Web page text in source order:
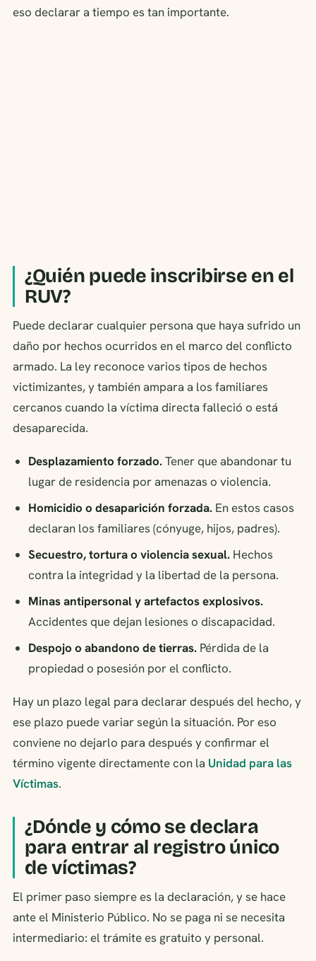
eso declarar a tiempo es tan importante.
¿Quién puede inscribirse en el
RUV?
Puede declarar cualquier persona que haya sufrido un
daño por hechos ocurridos en el marco del conflicto
armado. La ley reconoce varios tipos de hechos
victimizantes, y también ampara a los familiares
cercanos cuando la víctima directa falleció o está
desaparecida.
Desplazamiento forzado.Tener que abandonar tu
lugar de residencia por amenazas o violencia.
Homicidio o desaparición forzada. En estos casos
declaran los familiares (cónyuge, hijos, padres).
Secuestro, tortura o violencia sexual. Hechos
contra la integridad y la libertad de la persona.
Minas antipersonal y artefactos explosivos.
Accidentes que dejan lesiones o discapacidad.
Despojo o abandono de tierras. Pérdida de la
propiedad o posesión por el conflicto.
Hay un plazo legal para declarar después del hecho, y
ese plazo puede variar según la situación. Por eso
conviene no dejarlo para después y confirmar el
término vigente directamente con la Unidad para las
Víctimas.
¿Dónde y cómo se declara
para entrar al registro único
de víctimas?
El primer paso siempre es la declaración, y se hace
ante el Ministerio Público. No se paga ni se necesita
intermediario: el trámite es gratuito y personal.